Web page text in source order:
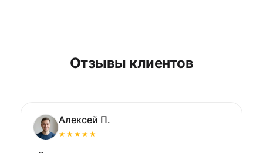
Отзывы клиентов
Алексей П.
★★★★★